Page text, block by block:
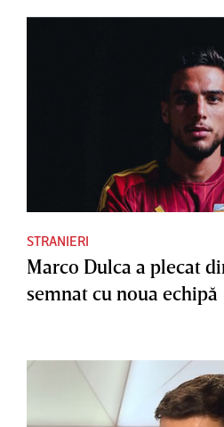
STRANIERI
Marco Dulca a plecat
semnat cu noua echipă